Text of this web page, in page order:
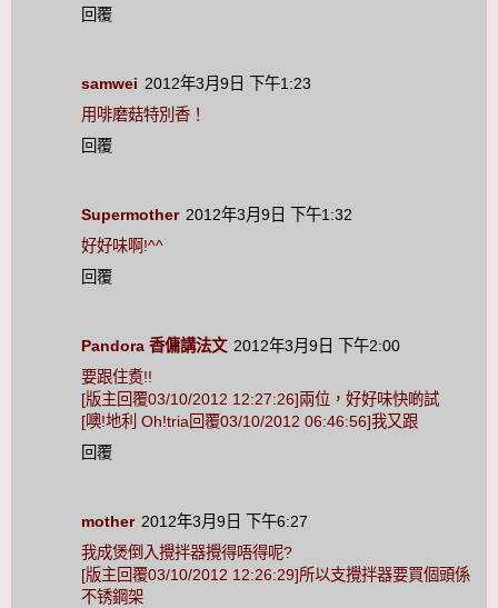
回覆
samwei 2012年3月9日 下午1:23
用啡磨菇特別香！
回覆
Supermother 2012年3月9日 下午1:32
好好味啊!^^
回覆
Pandora 香傭講法文 2012年3月9日 下午2:00
要跟住煑!!
[版主回覆03/10/2012 12:27:26]兩位，好好味快啲試
[噢!地利 Oh!tria回覆03/10/2012 06:46:56]我又跟
回覆
mother 2012年3月9日 下午6:27
我成煲倒入攪拌器攪得唔得呢?
[版主回覆03/10/2012 12:26:29]所以支攪拌器要買個頭係
不锈鋼架